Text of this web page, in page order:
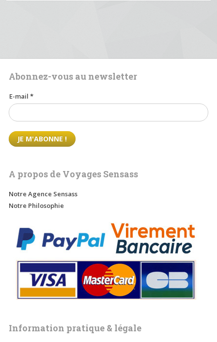
Abonnez-vous au newsletter
E-mail*
A propos de Voyages Sensass
Notre Agence Sensass
Notre Philosophie
Information pratique & légale